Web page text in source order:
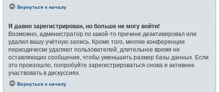
Вернуться к началу
Я давно зарегистрирован, но больше не могу войти!
Возможно, администратор по какой-то причине деактивировал или
удалил вашу учётную запись. Кроме того, многие конференции
периодически удаляют пользователей, длительное время не
оставляющих сообщения, чтобы уменьшить размер базы данных. Если
это произошло, попробуйте зарегистрироваться снова и активнее
участвовать в дискуссиях.
Вернуться к началу